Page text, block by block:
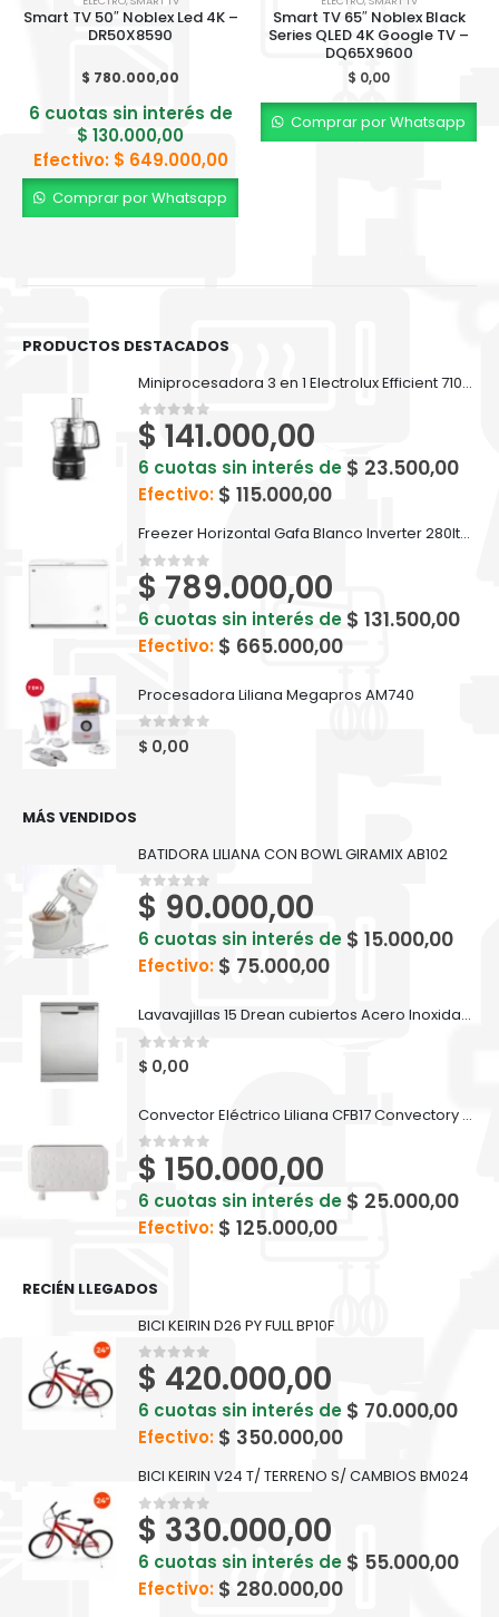
Smart TV 50″ Noblex Led 4K –
DR50X8590
$ 780.000,00
6 cuotas sin interés de
$ 130.000,00
Efectivo: $ 649.000,00
Comprar por Whatsapp
Smart TV 65″ Noblex Black
Series QLED 4K Google TV –
DQ65X9600
$ 0,00
Comprar por Whatsapp
PRODUCTOS DESTACADOS
Miniprocesadora 3 en 1 Electrolux Efficient 710ml EFP500
0out of 5
$ 141.000,00
6 cuotas sin interés de $ 23.500,00
Efectivo: $ 115.000,00
Freezer Horizontal Gafa Blanco Inverter 280lts FGHI300B-L
0out of 5
$ 789.000,00
6 cuotas sin interés de $ 131.500,00
Efectivo: $ 665.000,00
Procesadora Liliana Megapros AM740
0 out of 5
$ 0,00
MÁS VENDIDOS
BATIDORA LILIANA CON BOWL GIRAMIX AB102
0out of 5
$ 90.000,00
6 cuotas sin interés de $ 15.000,00
Efectivo: $ 75.000,00
Lavavajillas 15 Drean cubiertos Acero Inoxidable - DISH 15.2 DTX
0 out of 5
$ 0,00
Convector Eléctrico Liliana CFB17 Convectory Plus
0out of 5
$ 150.000,00
6 cuotas sin interés de $ 25.000,00
Efectivo: $ 125.000,00
RECIÉN LLEGADOS
BICI KEIRIN D26 PY FULL BP10F
0out of 5
$ 420.000,00
6 cuotas sin interés de $ 70.000,00
Efectivo: $ 350.000,00
BICI KEIRIN V24 T/ TERRENO S/ CAMBIOS BM024
0out of 5
$ 330.000,00
6 cuotas sin interés de $ 55.000,00
Efectivo: $ 280.000,00